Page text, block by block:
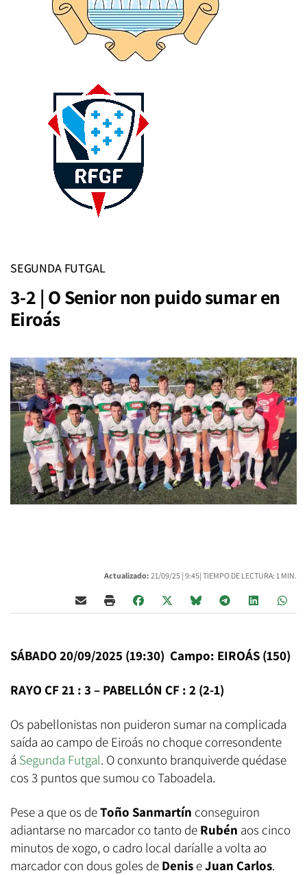
SEGUNDA FUTGAL
3-2 | O Senior non puido sumar en
Eiroás
Actualizado: 21/09/25 | 9:45| TIEMPO DE LECTURA: 1 MIN.
SÁBADO 20/09/2025 (19:30) Campo: EIROÁS (150)
RAYO CF 21 : 3 – PABELLÓN CF : 2 (2-1)
Os pabellonistas non puideron sumar na complicada
saída ao campo de Eiroás no choque corresondente
á Segunda Futgal. O conxunto branquiverde quédase
cos 3 puntos que sumou co Taboadela.
Pese a que os deToño Sanmartín conseguiron
adiantarse no marcador co tanto de Rubén aos cinco
minutos de xogo, o cadro local daríalle a volta ao
marcador con dous goles de Denis eJuan Carlos.